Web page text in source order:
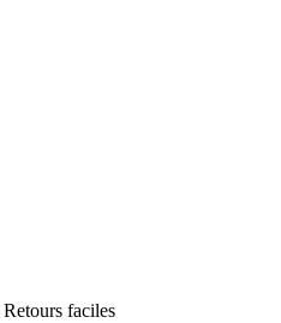
Retours faciles